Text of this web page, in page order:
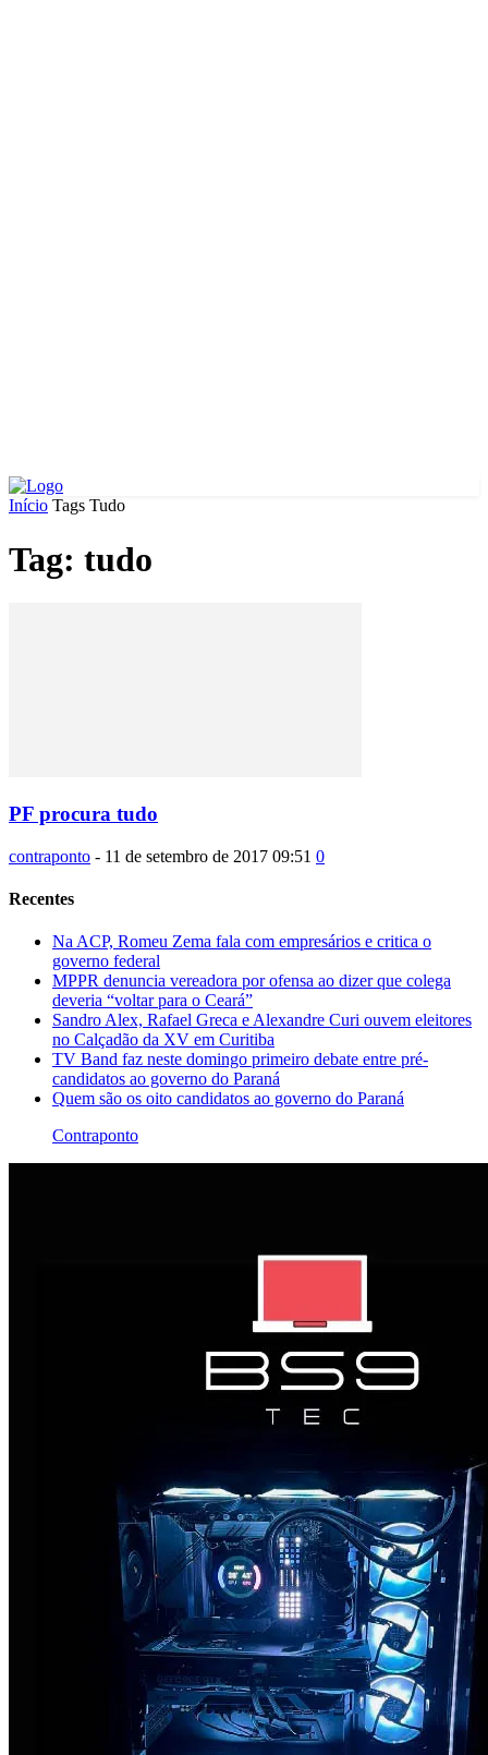
Início Tags Tudo
Tag: tudo
PF procura tudo
contraponto - 11 de setembro de 2017 09:51 0
Recentes
Na ACP, Romeu Zema fala com empresários e critica o
governo federal
MPPR denuncia vereadora por ofensa ao dizer que colega
deveria “voltar para o Ceará”
Sandro Alex, Rafael Greca e Alexandre Curi ouvem eleitores
no Calçadão da XV em Curitiba
TV Band faz neste domingo primeiro debate entre pré-
candidatos ao governo do Paraná
Quem são os oito candidatos ao governo do Paraná
Contraponto